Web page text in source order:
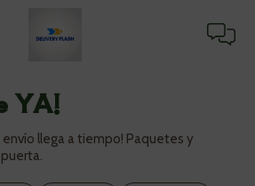
YA!
envío llega a tiempo! Paquetes y